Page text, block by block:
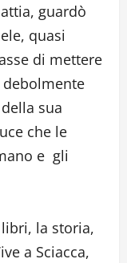
guardò
quasi
di mettere
sua
che le
e gli
la storia,
a Sciacca,